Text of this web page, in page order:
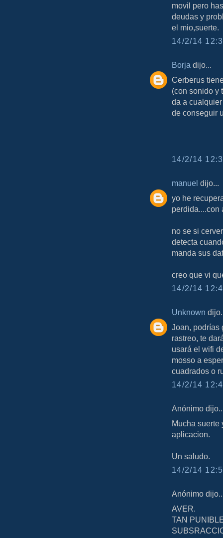
movil pero
deudas y
el mio,suerte.
14/2/14
Borja dijo...
Cerberus
(con sonido y
da a
de conseguir
14/2/14
manuel dijo...
yo he
perdida....con
no se si
detecta
manda sus
creo que vi
14/2/14
Unknown
Joan, podrías
rastreo, te
usará el wifi
mosso a
cuadrados o
14/2/14
Anónimo
Mucha suerte
aplicacion.
Un saludo.
14/2/14
Anónimo
AVER.
TAN